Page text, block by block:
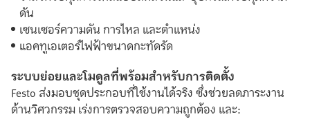
ดัน
เซนเซอร์ความดัน การไหล และตำแหน่ง
แอคทูเอเตอร์ไฟฟ้าขนาดกะทัดรัด
ระบบย่อยและโมดูลที่พร้อมสำหรับการติดตั้ง
Festo ส่งมอบชุดประกอบที่ใช้งานได้จริง ซึ่งช่วยลดภาระงาน
ด้านวิศวกรรม เร่งการตรวจสอบความถูกต้อง และ: